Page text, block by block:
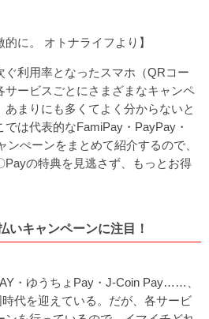
に。 オトナライフ より】
利用率となったスマホ（QRコー
サービスごとにさまざまなキャンペ
まりにも多くてよく分からないと
は代表的なFamiPay・PayPay・
ンぺーンをまとめて紹介するので、
Payの特典を見逃さず、もっとお得
いキャンペーンに注目！
・ゆうちょPay・J-Coin Pay……、
代を迎えている。だが、各サービ